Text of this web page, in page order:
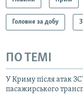
Головне за добу
ПО ТЕМІ
У Криму після атак
пасажирського